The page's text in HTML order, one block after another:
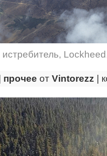
истребитель, Lockheed
прочее от Vintorezz